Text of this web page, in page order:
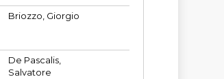
Briozzo, Giorgio
De Pascalis,
Salvatore